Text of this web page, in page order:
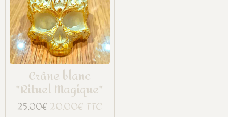
Crâne blanc
"Rituel Magique"
25,00€20,00€ TTC